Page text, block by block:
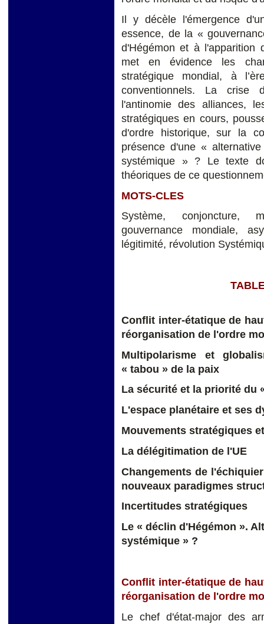
Il y décèle l'émergence
essence, de la «
d'Hégémon et à l'apparition
met en évidence les
stratégique mondial, à
conventionnels. La crise
l'antinomie des alliances,
stratégiques en cours,
d'ordre historique, sur la
présence d'une «
systémique » ? Le texte
théoriques de ce
MOTS-CLES
Système, conjoncture,
gouvernance mondiale,
légitimité, révolution
Conflit inter-étatique de
réorganisation de l'ordre
Multipolarisme et
« tabou » de la paix
La sécurité et la priorité du
L'espace planétaire et ses
Mouvements stratégiques
La délégitimation de l'UE
Changements de
nouveaux paradigmes
Incertitudes stratégiques
Le « déclin d'Hégémon ».
systémique » ?
Conflit inter-étatique de
réorganisation de l'ordre
Le chef d'état-major des